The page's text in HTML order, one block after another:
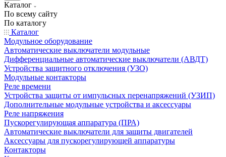
Каталог
По всему сайту
По каталогу
Каталог
Модульное оборудование
Автоматические выключатели модульные
Дифференциальные автоматические выключатели (АВДТ)
Устройства защитного отключения (УЗО)
Модульные контакторы
Реле времени
Устройства защиты от импульсных перенапряжений (УЗИП)
Дополнительные модульные устройства и аксессуары
Реле напряжения
Пускорегулирующая аппаратура (ПРА)
Автоматические выключатели для защиты двигателей
Аксессуары для пускорегулирующей аппаратуры
Контакторы